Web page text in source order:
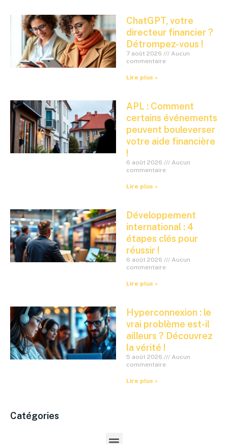
ChatGPT, votre
directeur financier ?
Détrompez-vous !
7 août 2026
Aucun
commentaire
Lire plus »
APL : Comment
certains événements
peuvent bouleverser
votre aide financière
!
6 août 2026
Aucun
commentaire
Lire plus »
Développement
international : 4
étapes clés pour
réussir !
6 août 2026
Aucun
commentaire
Lire plus »
Hyperconnexion : le
vrai problème est-il
ailleurs ? Découvrez
la vérité !
5 août 2026
Aucun
commentaire
Lire plus »
Catégories